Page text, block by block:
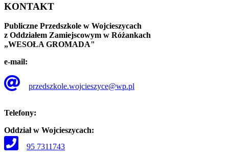
KONTAKT
Publiczne Przedszkole w Wojcieszycach
z Oddziałem Zamiejscowym w Różankach
„WESOŁA GROMADA"
e-mail:
przedszkole.wojcieszyce@wp.pl
Telefony:
Oddział w Wojcieszycach:
95 7311743